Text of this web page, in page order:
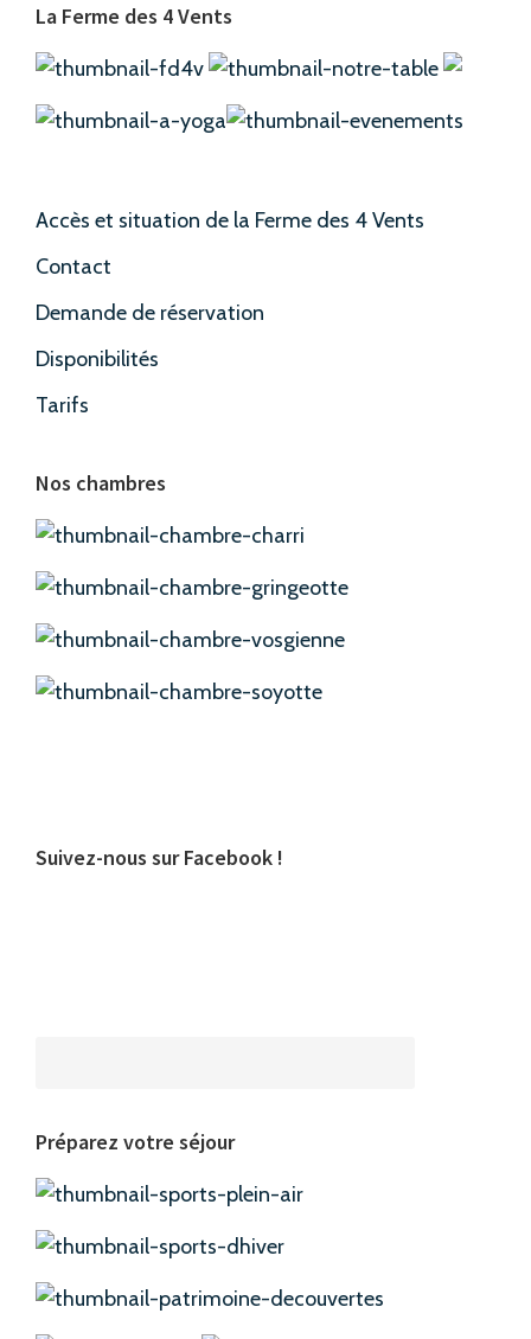
Footer
La Ferme des 4 Vents
Accès et situation de la Ferme des 4 Vents
Contact
Demande de réservation
Disponibilités
Tarifs
Nos chambres
Suivez-nous sur Facebook !
Préparez votre séjour